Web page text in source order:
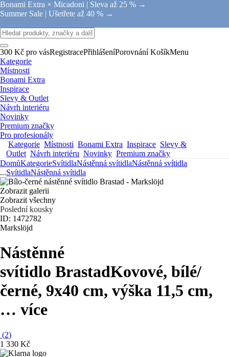
Bonami Extra × Micadoni | Sleva až 25 % →
Summer Sale | Ušetřete až 40 % →
300 Kč pro vásRegistracePřihlášeníPorovnání KošíkMenu
Kategorie
Místnosti
Bonami Extra
Inspirace
Slevy & Outlet
Návrh interiéru
Novinky
Premium značky
Pro profesionály
Kategorie Místnosti Bonami Extra Inspirace Slevy &
Outlet Návrh interiéru Novinky Premium značky
DomůKategorieSvítidlaNástěnná svítidlaNástěnná svítidla
...SvítidlaNástěnná svítidla
Zobrazit galerii
Zobrazit všechny
Poslední kousky
ID: 1472782
Markslöjd
Nástěnné
svítidlo BrastadKovové, bílé/
černé, 9x40 cm, výška 11,5 cm,
… více
(2)
1 330 Kč